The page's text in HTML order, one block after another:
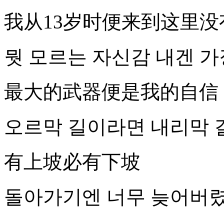
我从13岁时便来到这里
뭣 모르는 자신감 내겐
最大的武器便是我的自信
오르막 길이라면 내리막
有上坡必有下坡
돌아가기엔 너무 늦어버